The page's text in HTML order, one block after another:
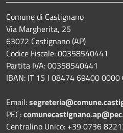
Comune di Castignano
Via Margherita, 25
63072 Castignano (AP)
Codice Fiscale: 00358540441
Partita IVA: 00358540441
IBAN: IT 15 J 08474 69400
Email:
PEC:
Centralino Unico: +39 0736